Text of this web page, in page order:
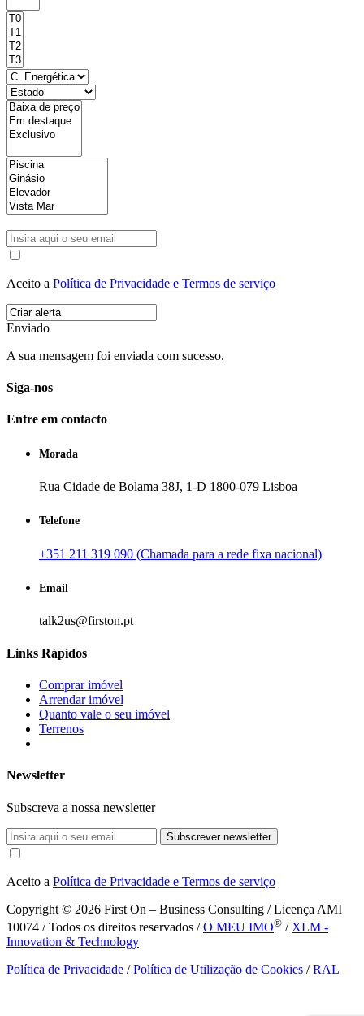
Aceito a Política de Privacidade e Termos de serviço
Enviado
A sua mensagem foi enviada com sucesso.
Siga-nos
Entre em contacto
Morada
Rua Cidade de Bolama 38J, 1-D 1800-079 Lisboa
Telefone
+351 211 319 090 (Chamada para a rede fixa nacional)
Email
talk2us@firston.pt
Links Rápidos
Comprar imóvel
Arrendar imóvel
Quanto vale o seu imóvel
Terrenos
Newsletter
Subscreva a nossa newsletter
Subscrever newsletter
Aceito a Política de Privacidade e Termos de serviço
Copyright © 2026 First On – Business Consulting / Licença AMI
10074 / Todos os direitos reservados /O MEU IMO® / XLM -
Innovation & Technology
Política de Privacidade /Política de Utilização de Cookies /RAL